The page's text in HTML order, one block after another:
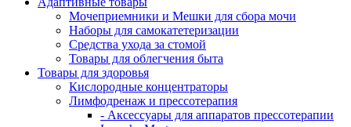
Мочеприемники и Мешки для сбора мочи
Наборы для самокатетеризации
Средства ухода за стомой
Товары для облегчения быта
Товары для здоровья
Кислородные концентраторы
Лимфодренаж и прессотерапия
- Аксессуары для аппаратов прессотерапии